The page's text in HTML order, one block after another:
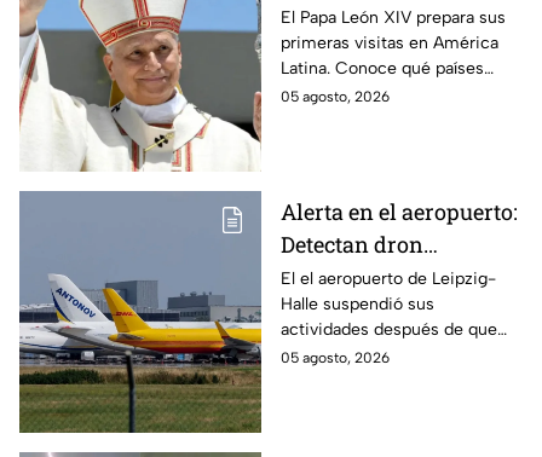
Latina que el Papa León
XIV visitará
El Papa León XIV prepara sus
primeras visitas en América
Latina. Conoce qué países
están en su agenda y si
05 agosto, 2026
Alerta en el aeropuerto:
Detectan dron
transportando
explosivos en
Alemania
El el aeropuerto de Leipzig-
Halle suspendió sus
actividades después de que
fuera localizado un dron que
05 agosto, 2026